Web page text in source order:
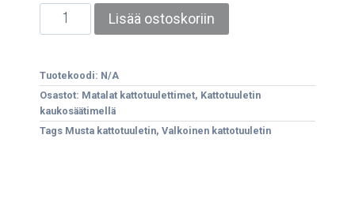
Lisää ostoskoriin
Tuotekoodi: N/A
Osastot: Matalat kattotuulettimet, Kattotuuletin
kaukosäätimellä
Tags Musta kattotuuletin, Valkoinen kattotuuletin